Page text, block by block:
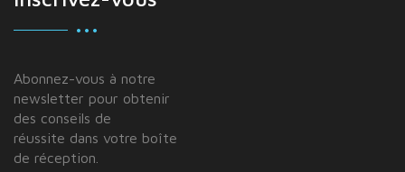
Abonnez-vous à notre
newsletter pour obtenir
des conseils de
réussite dans votre boîte
de réception.